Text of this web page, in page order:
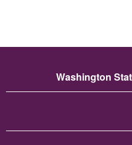
Washington